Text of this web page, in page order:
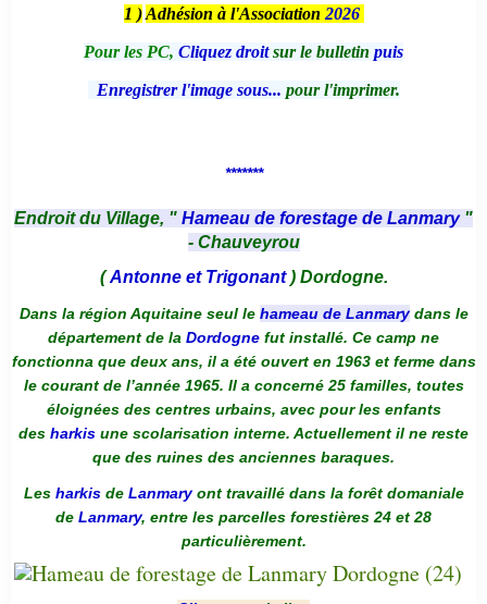
1 ) Adhésion à l'Association 2026
Pour les PC, Cliquez droitsur le bulletin puis
Enregistrer l'image sous... pour l'imprimer.
*******
Endroit du Village, " Hameau de forestage de Lanmary "
- Chauveyrou
(Antonne et Trigonant) Dordogne.
Dans la région Aquitaine seul le hameau de Lanmarydans le
département de la Dordogne fut installé. Ce camp ne
fonctionna que deux ans, il a été ouvert en 1963 et ferme dans
le courant de l’année 1965. Il a concerné 25 familles, toutes
éloignées des centres urbains, avec pour les enfants
des harkis une scolarisation interne. Actuellement il ne reste
que des ruines des anciennes baraques.
Les harkis de Lanmaryont travaillé dans la forêt domaniale
de Lanmary, entre les parcelles forestières 24 et 28
particulièrement.